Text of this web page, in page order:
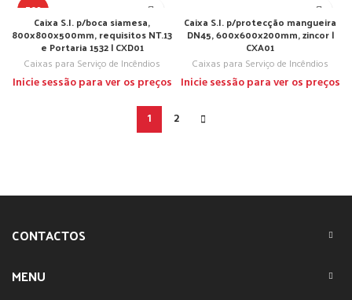
TOP
Caixa S.I. p/boca siamesa,
800x800x500mm, requisitos NT.13
e Portaria 1532 | CXD01
Caixas para Serviço de Incêndios
Inicie sessão para ver os preços
Caixa S.I. p/protecção mangueira
DN45, 600x600x200mm, zincor |
CXA01
Caixas para Serviço de Incêndios
Inicie sessão para ver os preços
1
2
CONTACTOS
MENU